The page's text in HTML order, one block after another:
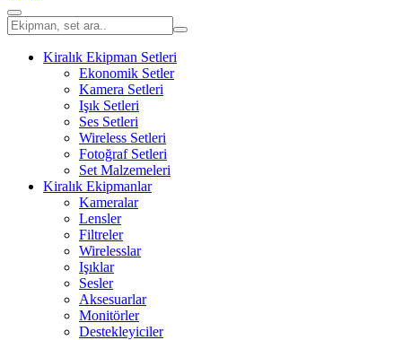
Kiralık Ekipman Setleri
Ekonomik Setler
Kamera Setleri
Işık Setleri
Ses Setleri
Wireless Setleri
Fotoğraf Setleri
Set Malzemeleri
Kiralık Ekipmanlar
Kameralar
Lensler
Filtreler
Wirelesslar
Işıklar
Sesler
Aksesuarlar
Monitörler
Destekleyiciler